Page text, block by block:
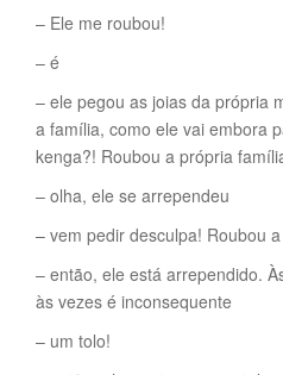
– Ele me roubou!
– é
– ele pegou as joias da própria
a família, como ele vai embora
kenga?! Roubou a própria
– olha, ele se arrependeu
– vem pedir desculpa! Roubou
– então, ele está arrependido.
às vezes é inconsequente
– um tolo!